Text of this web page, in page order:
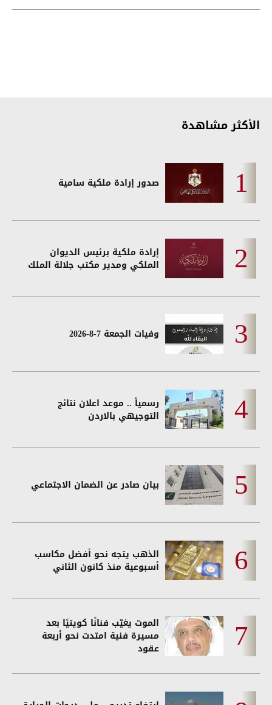
الأكثر مشاهدة
صدور إرادة ملكية سامية
إرادة ملكية برئيس الديوان
الملكي ومدير مكتب جلالة الملك
وفيات الجمعة 7-8-2026
رسمياً .. موعد اعلان نتائج
التوجيهي بالاردن
بيان صادر عن الضمان الاجتماعي
الذهب يتجه نحو أفضل مكاسب
أسبوعية منذ كانون الثاني
الموت يغيّب فنانًا كويتيًا بعد
مسيرة فنية امتدت نحو أربعة
عقود